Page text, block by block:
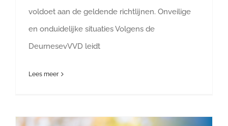
voldoet aan de geldende richtlijnen. Onveilige
en onduidelijke situaties Volgens de
DeurnesevVVD leidt
Lees meer